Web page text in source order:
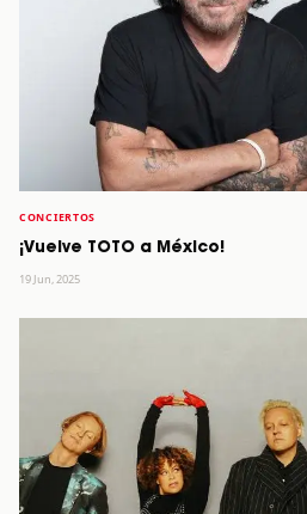
CONCIERTOS
¡Vuelve TOTO a México!
19 Jun, 2025